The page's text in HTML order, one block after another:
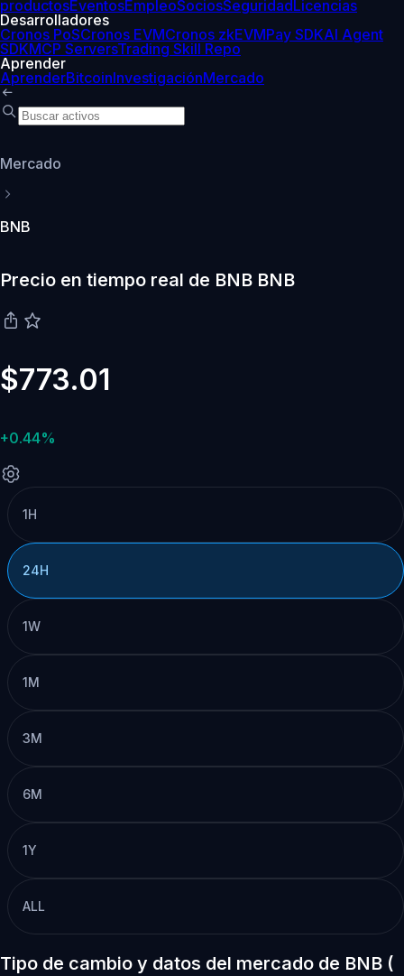
productosEventosEmpleoSociosSeguridadLicencias
Desarrolladores
Cronos PoSCronos EVMCronos zkEVMPay SDKAI Agent
SDKMCP ServersTrading Skill Repo
Aprender
AprenderBitcoinInvestigaciónMercado
Mercado
BNB
Precio en tiempo real de BNB BNB
$773.01
+0.44%
1H
24H
1W
1M
3M
6M
1Y
ALL
Tipo de cambio y datos del mercado de BNB (